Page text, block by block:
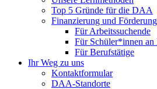
Top 5 Gründe für die DAA
Finanzierung und Förderung
Für Arbeitssuchende
Für Schüler*innen an
Für Berufstätige
Ihr Weg zu uns
Kontaktformular
DAA-Standorte